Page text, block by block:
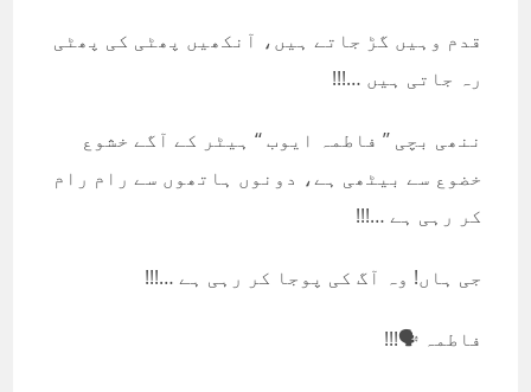
قدم وہیں گڑ جاتے ہیں، آنکھیں پھٹی کی پھٹی
رہ جاتی ہیں …!!!
ننھی بچی ’’ فاطمہ ایوب ‘‘ ہیٹر کے آگے خشوع
خضوع سے بیٹھی ہے، دونوں ہاتھوں سے رام رام
کر رہی ہے …!!!
جی ہاں! وہ آگ کی پوجا کر رہی ہے …!!!
فاطمہ 🗣!!!